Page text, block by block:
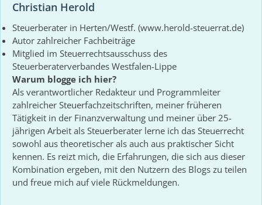
Christian Herold
Steuerberater in Herten/Westf. (www.herold-steuerrat.de)
Autor zahlreicher Fachbeiträge
Mitglied im Steuerrechtsausschuss des
Steuerberaterverbandes Westfalen-Lippe
Warum blogge ich hier?
Als verantwortlicher Redakteur und Programmleiter
zahlreicher Steuerfachzeitschriften, meiner früheren
Tätigkeit in der Finanzverwaltung und meiner über 25-
jährigen Arbeit als Steuerberater lerne ich das Steuerrecht
sowohl aus theoretischer als auch aus praktischer Sicht
kennen. Es reizt mich, die Erfahrungen, die sich aus dieser
Kombination ergeben, mit den Nutzern des Blogs zu teilen
und freue mich auf viele Rückmeldungen.